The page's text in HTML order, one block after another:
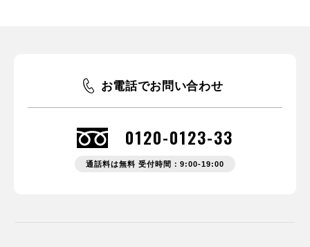
お電話でお問い合わせ
0120-0123-33
通話料は無料 受付時間：9:00-19:00